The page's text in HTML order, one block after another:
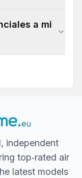
a mi
independent
top‐rated air
latest models